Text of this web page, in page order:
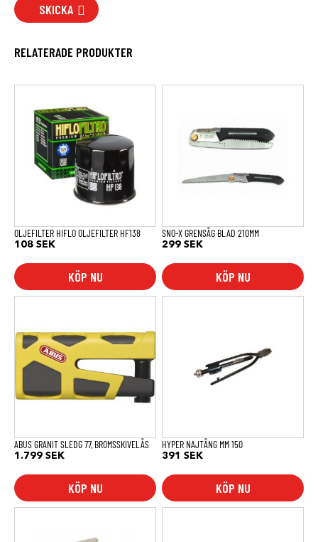
SKICKA
RELATERADE PRODUKTER
OLJEFILTER HIFLO OLJEFILTER HF138
108 SEK
KÖP NU
SNO-X GRENSÅG BLAD 210MM
299 SEK
KÖP NU
ABUS GRANIT SLEDG 77, BROMSSKIVELÅS
1.799 SEK
KÖP NU
HYPER NAJTÅNG MM 150
391 SEK
KÖP NU